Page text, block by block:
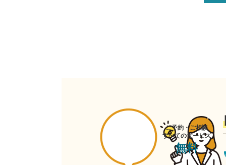
ご予約・ご相談
すべてのサービス
無料